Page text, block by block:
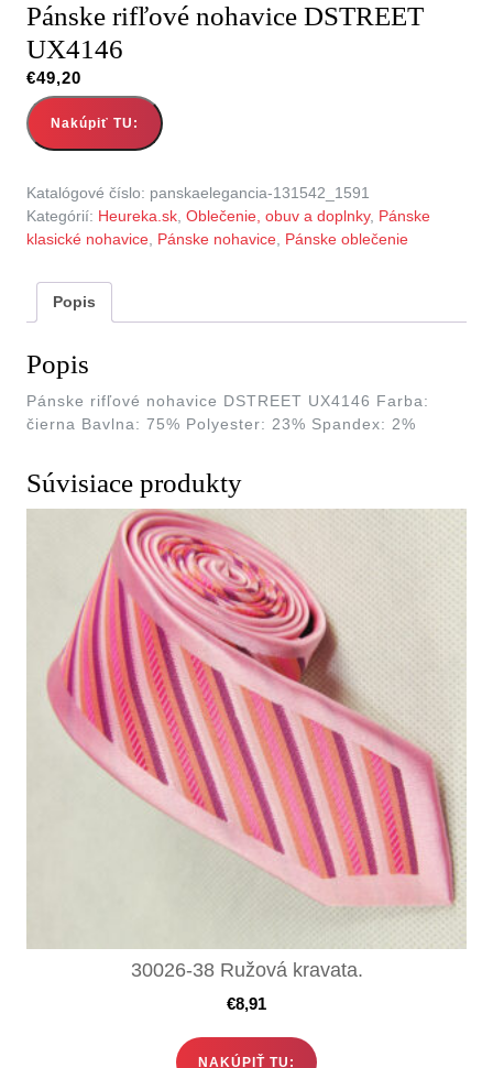
Pánske rifľové nohavice DSTREET
UX4146
€49,20
Nakúpiť TU:
Katalógové číslo: panskaelegancia-131542_1591
Kategórií: Heureka.sk, Oblečenie, obuv a doplnky, Pánske
klasické nohavice, Pánske nohavice, Pánske oblečenie
Popis
Popis
Pánske rifľové nohavice DSTREET UX4146 Farba:
čierna Bavlna: 75% Polyester: 23% Spandex: 2%
Súvisiace produkty
30026-38 Ružová kravata.
€8,91
NAKÚPIŤ TU: